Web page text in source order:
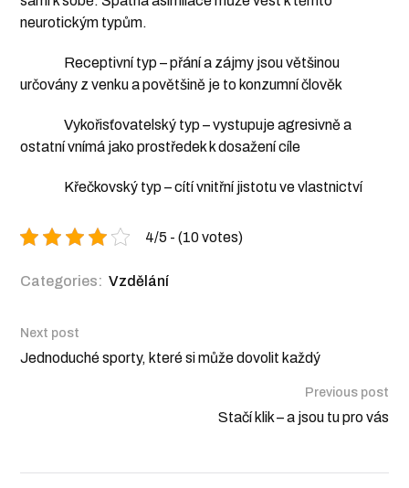
neurotickým typům.
Receptivní typ – přání a zájmy jsou většinou
určovány z venku a povětšině je to konzumní člověk
Vykořisťovatelský typ – vystupuje agresivně a
ostatní vnímá jako prostředek k dosažení cíle
Křečkovský typ – cítí vnitřní jistotu ve vlastnictví
4/5 - (10 votes)
Categories: Vzdělání
Next post
Jednoduché sporty, které si může dovolit každý
Previous post
Stačí klik – a jsou tu pro vás